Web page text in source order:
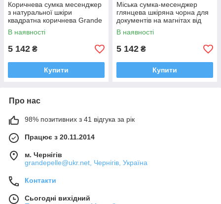
Коричнева сумка месенджер
з натуральної шкіри
квадратна коричнева Grande
Pelle на ремені через плече
міська на магнітах
В наявності
5 142 ₴
Купити
Міська сумка-месенджер
глянцева шкіряна чорна для
документів на магнітах від
Grande Pelle
В наявності
5 142 ₴
Купити
Про нас
98% позитивних з 41 відгука за рік
Працює з 20.11.2014
м. Чернігів
grandepelle@ukr.net, Чернігів, Україна
Контакти
Сьогодні вихідний